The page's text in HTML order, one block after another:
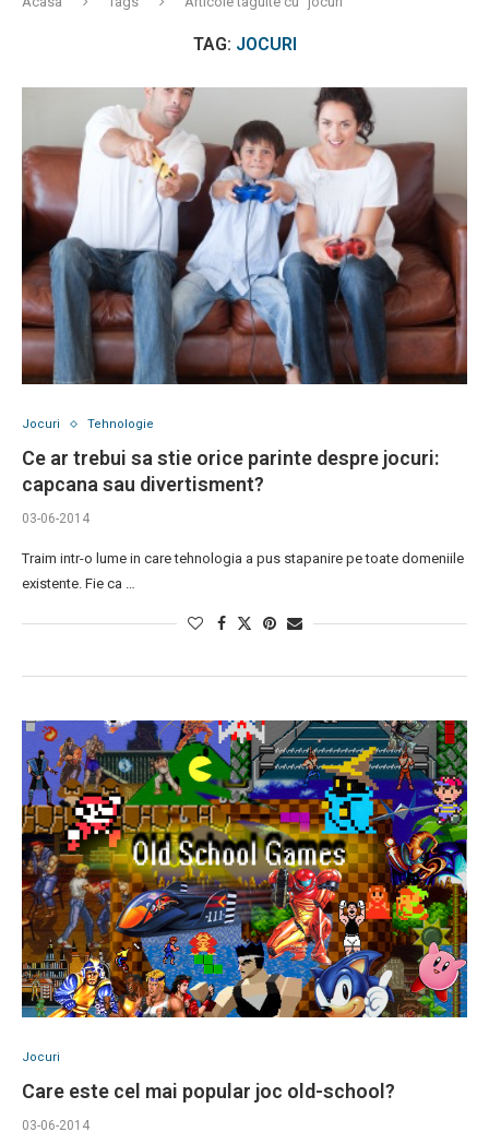
TAG: JOCURI
Jocuri Tehnologie
Ce ar trebui sa stie orice parinte despre jocuri:
capcana sau divertisment?
03-06-2014
Traim intr-o lume in care tehnologia a pus stapanire pe toate domeniile
existente. Fie ca …
Jocuri
Care este cel mai popular joc old-school?
03-06-2014